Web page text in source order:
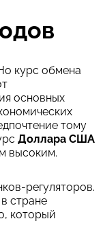
курс обмена
основных
тому
Доллара США
высоким.
регуляторов.
стране
который